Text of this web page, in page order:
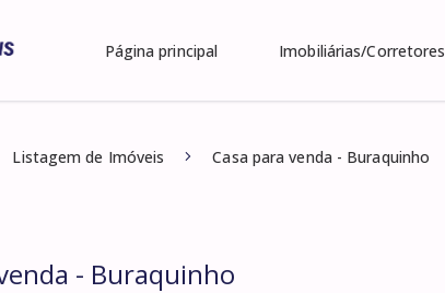
Página principal Imobiliárias/Corretores
Listagem de Imóveis Casa para venda - Buraquinho
- Buraquinho